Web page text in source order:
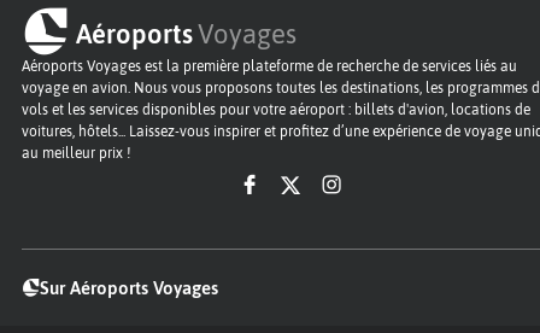
AéroportsVoyages
Aéroports Voyages est la première plateforme de recherche de services liés au
voyage en avion. Nous vous proposons toutes les destinations, les programmes
vols et les services disponibles pour votre aéroport : billets d'avion, locations de
voitures, hôtels... Laissez-vous inspirer et profitez d’une expérience de voyage
au meilleur prix !
Sur Aéroports Voyages